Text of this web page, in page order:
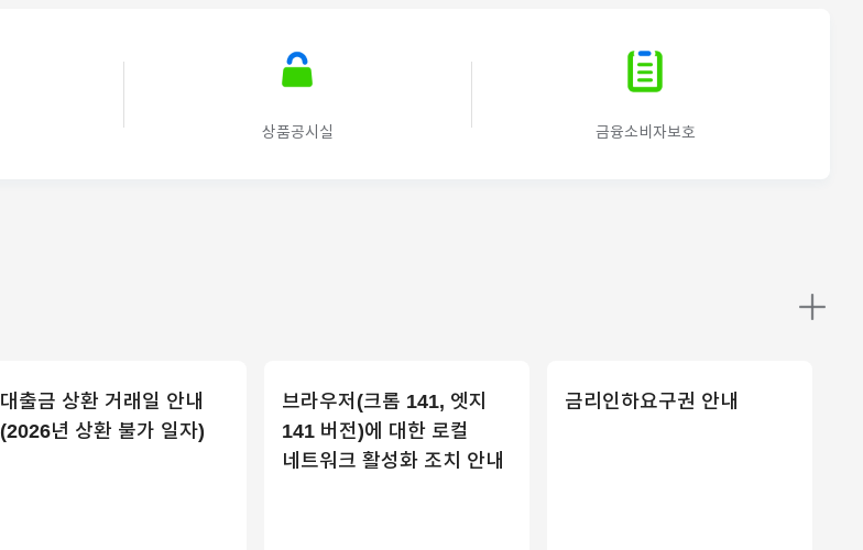
상품공시실 금융소비자보호
대출금 상환 거래일 안내
(2026년 상환 불가 일자)
브라우저(크롬 141, 엣지
141 버전)에 대한 로컬
네트워크 활성화 조치 안내
금리인하요구권 안내